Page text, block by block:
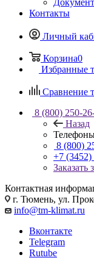
Контакты
Личный
Корзина0
Избранные
Сравнение
8 (800) 250-
Назад
8 (800)
+7 (3452)
Заказать
Контактная
г. Тюмень, ул.
info@tm-klimat.ru
Вконтакте
Telegram
Rutube